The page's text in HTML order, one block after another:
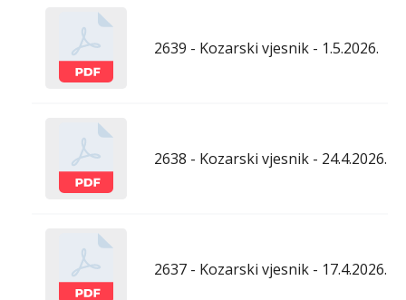
2639 - Kozarski vjesnik - 1.5.2026.
2638 - Kozarski vjesnik - 24.4.2026.
2637 - Kozarski vjesnik - 17.4.2026.